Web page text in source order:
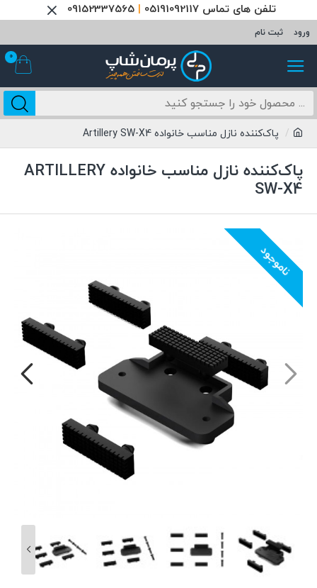
تلفن های تماس 05191092117 09152337565
ورود ثبت نام
0
پاک‌کننده نازل مناسب خانواده Artillery SW-X4
پاک‌کننده نازل مناسب خانواده ARTILLERY
SW-X4
ناموجود